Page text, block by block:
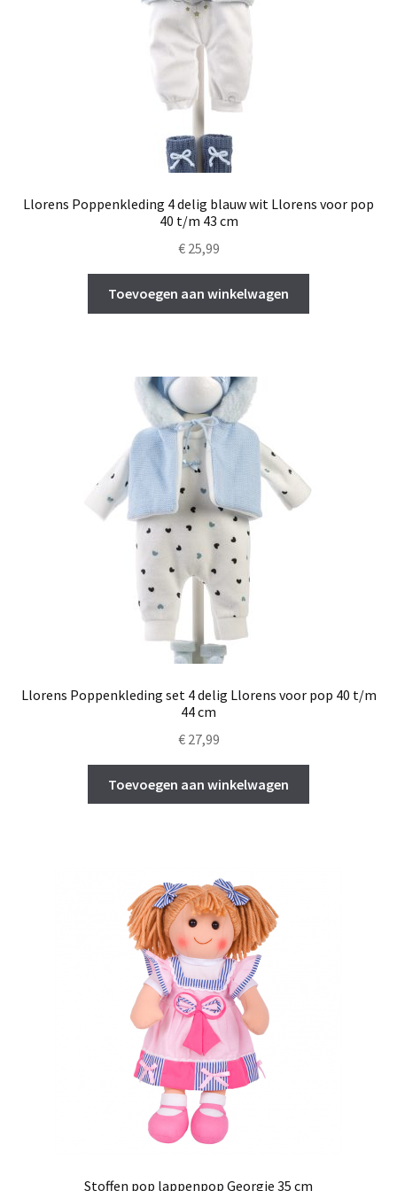
Llorens Poppenkleding 4 delig blauw wit Llorens voor pop
40 t/m 43 cm
€25,99
Toevoegen aan winkelwagen
Llorens Poppenkleding set 4 delig Llorens voor pop 40 t/m
44 cm
€27,99
Toevoegen aan winkelwagen
Stoffen pop lappenpop Georgie 35 cm